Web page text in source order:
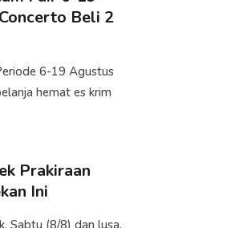
Beli 2
6-19 Agustus
hemat es krim
Prakiraan
Ini
Sabtu (8/8) dan lusa,